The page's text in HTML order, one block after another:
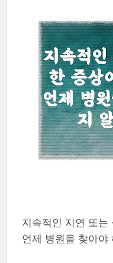
지속적인 지연 또는
언제 병원을 찾아야